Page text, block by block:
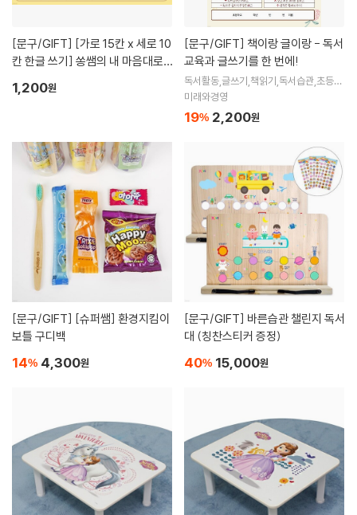
[문구/GIFT]
칸 한글 쓰기] 쏭쌤의 내 마음대로
1,200원
[문구/GIFT]
교육과 글쓰기를 한 번에!
독서활동,글쓰기,책읽기,독서습관,초등학
교,주제글쓰기,쏭쌤,송성근
미래와경영
19% 2,200원
[문구/GIFT]
보틀 구디백
14% 4,300원
[문구/GIFT]
대 (칭찬스티커 증정)
40% 15,000원